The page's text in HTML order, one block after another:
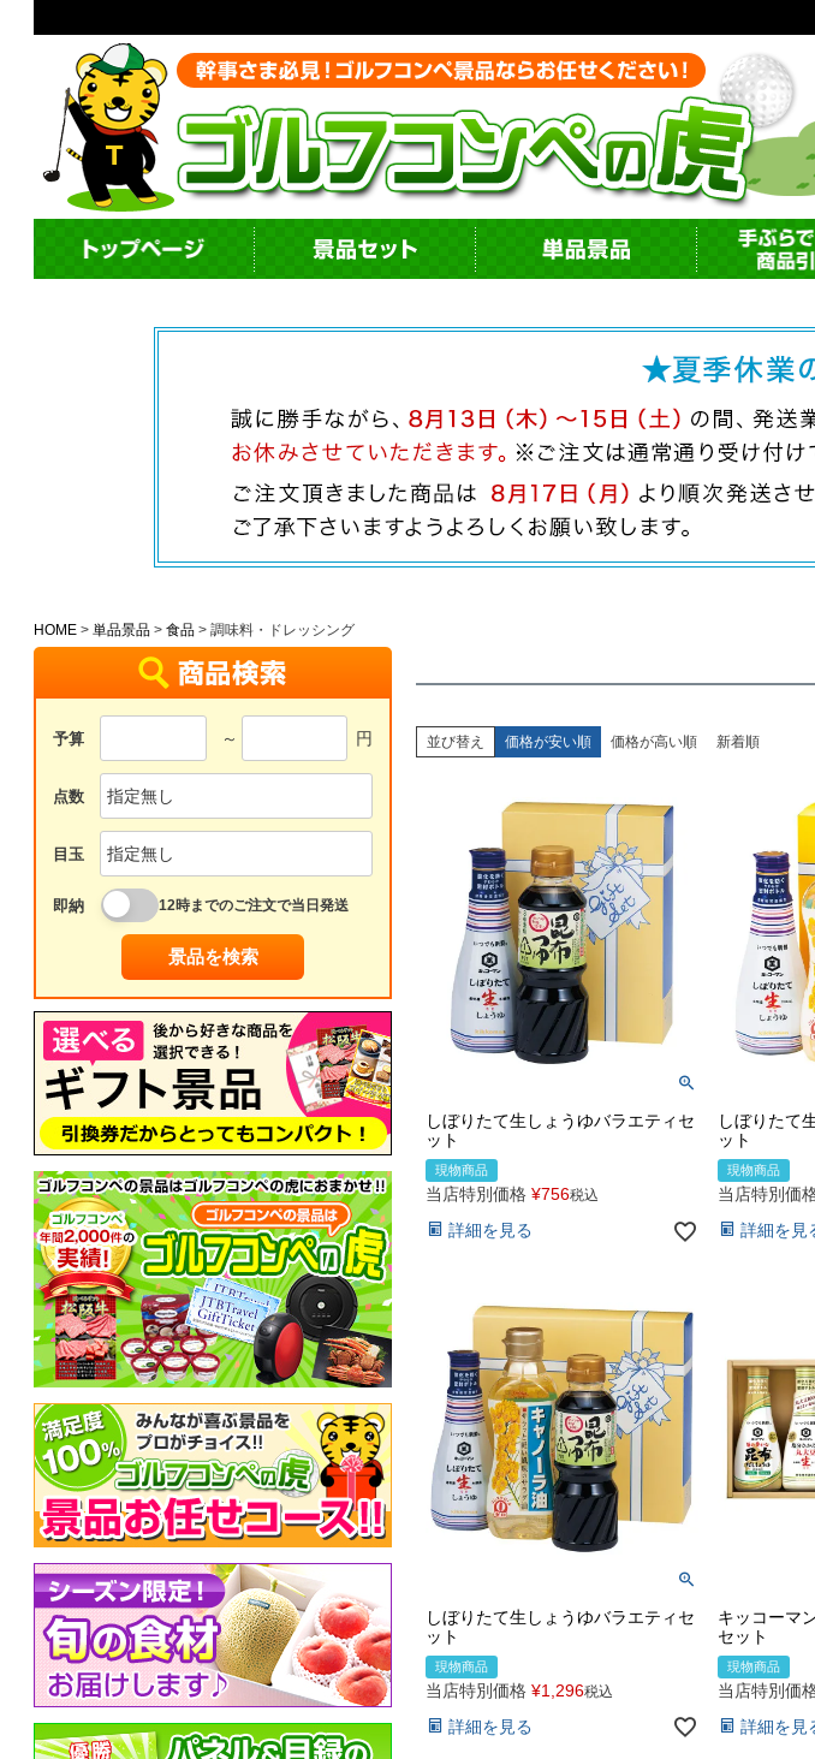
HOME 単品景品 食品 調味料・ドレッシング
予算 ～ 円
点数
目玉
即納 12時までのご注文で当日発送
景品を検索
並び替え 価格が安い順 価格が高い順 新着順
しぼりたて生しょうゆバラエティセ
ット
現物商品
当店特別価格 ¥756税込
詳細を見る
しぼりたて
ット
現物商品
当店特別価
詳細を見
しぼりたて生しょうゆバラエティセ
ット
現物商品
当店特別価格 ¥1,296税込
詳細を見る
キッコーマ
セット
現物商品
当店特別価
詳細を見